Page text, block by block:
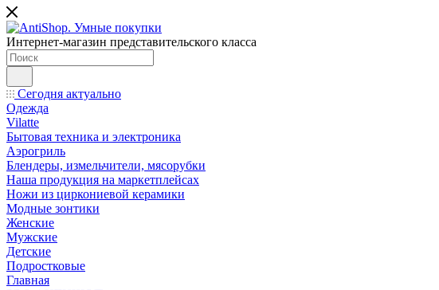
Интернет-магазин представительского класса
Сегодня актуально
Одежда
Vilatte
Бытовая техника и электроника
Аэрогриль
Блендеры, измельчители, мясорубки
Наша продукция на маркетплейсах
Ножи из циркониевой керамики
Модные зонтики
Женские
Мужские
Детские
Подростковые
Главная